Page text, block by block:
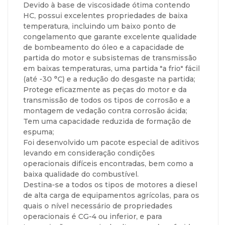
Devido à base de viscosidade ótima contendo
HC, possui excelentes propriedades de baixa
temperatura, incluindo um baixo ponto de
congelamento que garante excelente qualidade
de bombeamento do óleo e a capacidade de
partida do motor e subsistemas de transmissão
em baixas temperaturas, uma partida "a frio" fácil
(até -30 °C) e a redução do desgaste na partida;
Protege eficazmente as peças do motor e da
transmissão de todos os tipos de corrosão e a
montagem de vedação contra corrosão ácida;
Tem uma capacidade reduzida de formação de
espuma;
Foi desenvolvido um pacote especial de aditivos
levando em consideração condições
operacionais difíceis encontradas, bem como a
baixa qualidade do combustível.
Destina-se a todos os tipos de motores a diesel
de alta carga de equipamentos agrícolas, para os
quais o nível necessário de propriedades
operacionais é CG-4 ou inferior, e para